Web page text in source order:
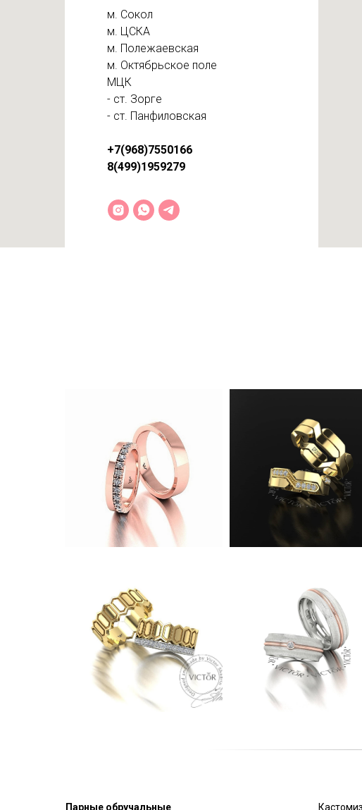
м. Сокол
м. ЦСКА
м. Полежаевская
м. Октябрьское поле
МЦК
- ст. Зорге
- ст. Панфиловская
+7(968)7550166
8(499)1959279
Парные обручальные